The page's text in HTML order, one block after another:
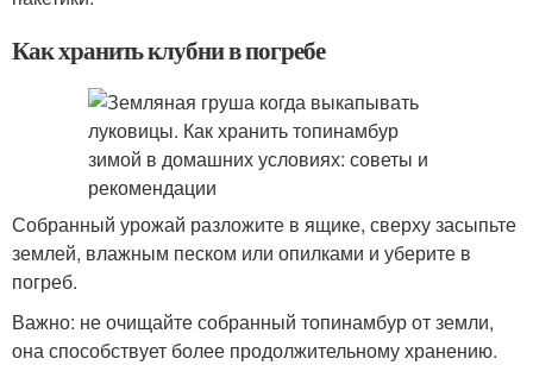
Как хранить клубни в погребе
Собранный урожай разложите в ящике, сверху засыпьте
землей, влажным песком или опилками и уберите в
погреб.
Важно: не очищайте собранный топинамбур от земли,
она способствует более продолжительному хранению.